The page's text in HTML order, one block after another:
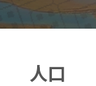
人口